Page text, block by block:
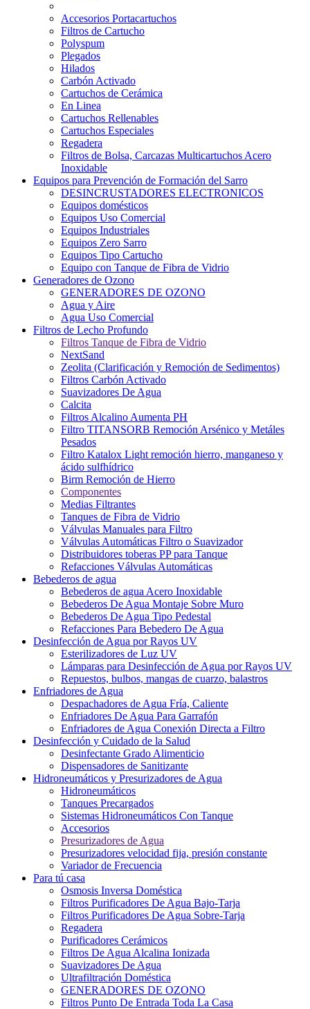
Accesorios Portacartuchos
Filtros de Cartucho
Polyspum
Plegados
Hilados
Carbón Activado
Cartuchos de Cerámica
En Linea
Cartuchos Rellenables
Cartuchos Especiales
Regadera
Filtros de Bolsa, Carcazas Multicartuchos Acero
Inoxidable
Equipos para Prevención de Formación del Sarro
DESINCRUSTADORES ELECTRONICOS
Equipos domésticos
Equipos Uso Comercial
Equipos Industriales
Equipos Zero Sarro
Equipos Tipo Cartucho
Equipo con Tanque de Fibra de Vidrio
Generadores de Ozono
GENERADORES DE OZONO
Agua y Aire
Agua Uso Comercial
Filtros de Lecho Profundo
Filtros Tanque de Fibra de Vidrio
NextSand
Zeolita (Clarificación y Remoción de Sedimentos)
Filtros Carbón Activado
Suavizadores De Agua
Calcita
Filtros Alcalino Aumenta PH
Filtro TITANSORB Remoción Arsénico y Metáles
Pesados
Filtro Katalox Light remoción hierro, manganeso y
ácido sulfhídrico
Birm Remoción de Hierro
Componentes
Medias Filtrantes
Tanques de Fibra de Vidrio
Válvulas Manuales para Filtro
Válvulas Automáticas Filtro o Suavizador
Distribuidores toberas PP para Tanque
Refacciones Válvulas Automáticas
Bebederos de agua
Bebederos de agua Acero Inoxidable
Bebederos De Agua Montaje Sobre Muro
Bebederos De Agua Tipo Pedestal
Refacciones Para Bebedero De Agua
Desinfección de Agua por Rayos UV
Esterilizadores de Luz UV
Lámparas para Desinfección de Agua por Rayos UV
Repuestos, bulbos, mangas de cuarzo, balastros
Enfriadores de Agua
Despachadores de Agua Fría, Caliente
Enfriadores De Agua Para Garrafón
Enfriadores de Agua Conexión Directa a Filtro
Desinfección y Cuidado de la Salud
Desinfectante Grado Alimenticio
Dispensadores de Sanitizante
Hidroneumáticos y Presurizadores de Agua
Hidroneumáticos
Tanques Precargados
Sistemas Hidroneumáticos Con Tanque
Accesorios
Presurizadores de Agua
Presurizadores velocidad fija, presión constante
Variador de Frecuencia
Para tú casa
Osmosis Inversa Doméstica
Filtros Purificadores De Agua Bajo-Tarja
Filtros Purificadores De Agua Sobre-Tarja
Regadera
Purificadores Cerámicos
Filtros De Agua Alcalina Ionizada
Suavizadores De Agua
Ultrafiltración Doméstica
GENERADORES DE OZONO
Filtros Punto De Entrada Toda La Casa